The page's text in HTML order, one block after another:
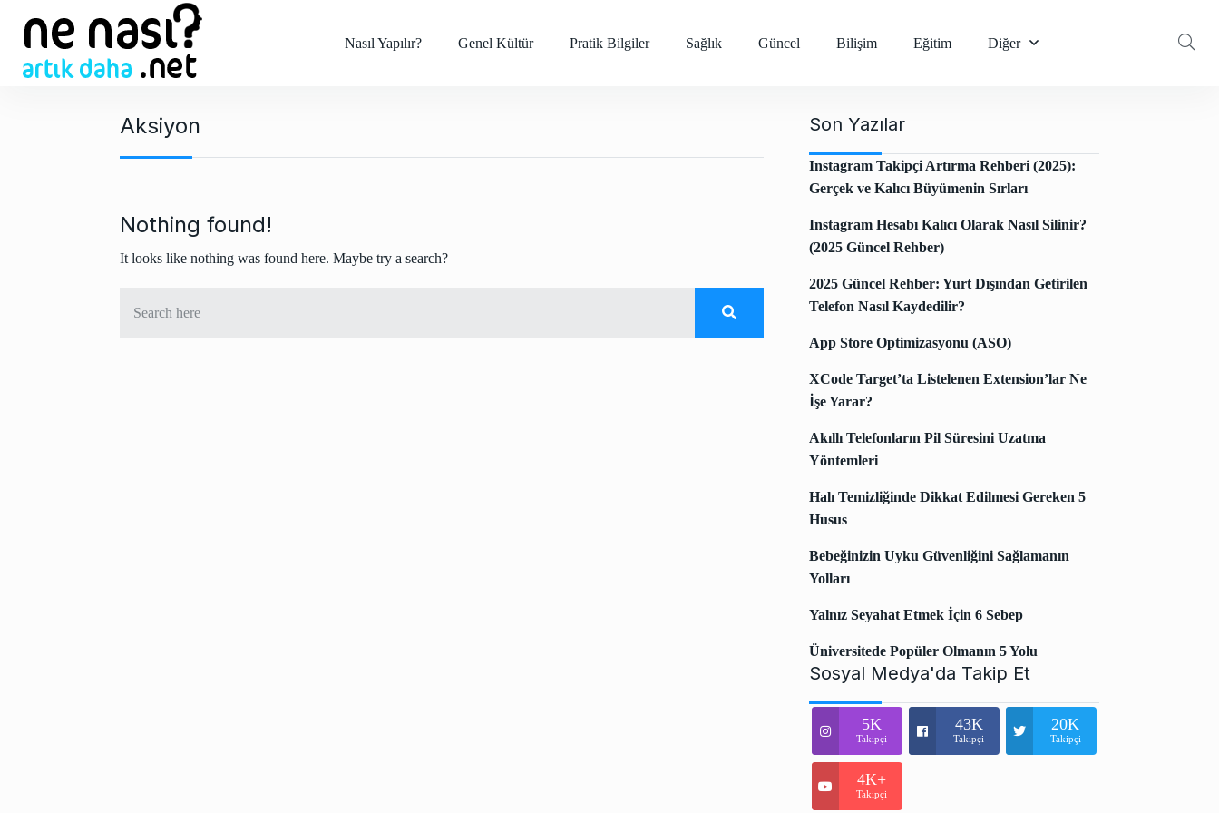
Nasıl Yapılır? Genel Kültür Pratik Bilgiler Sağlık Güncel Bilişim Eğitim Diğer
Aksiyon
Nothing found!
It looks like nothing was found here. Maybe try a search?
Son Yazılar
Instagram Takipçi Artırma Rehberi (2025):
Gerçek ve Kalıcı Büyümenin Sırları
Instagram Hesabı Kalıcı Olarak Nasıl Silinir?
(2025 Güncel Rehber)
2025 Güncel Rehber: Yurt Dışından Getirilen
Telefon Nasıl Kaydedilir?
App Store Optimizasyonu (ASO)
XCode Target’ta Listelenen Extension’lar Ne
İşe Yarar?
Akıllı Telefonların Pil Süresini Uzatma
Yöntemleri
Halı Temizliğinde Dikkat Edilmesi Gereken 5
Husus
Bebeğinizin Uyku Güvenliğini Sağlamanın
Yolları
Yalnız Seyahat Etmek İçin 6 Sebep
Üniversitede Popüler Olmanın 5 Yolu
Sosyal Medya'da Takip Et
5K
Takipçi
43K
Takipçi
20K
Takipçi
4K+
Takipçi